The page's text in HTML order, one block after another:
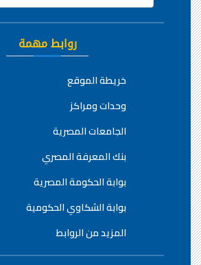
روابط مهمة
خريطة الموقع
وحدات ومراكز
الجامعات المصرية
بنك المعرفة المصري
بوابة الحكومة المصرية
بوابة الشكاوي الحكومية
المزيد من الروابط